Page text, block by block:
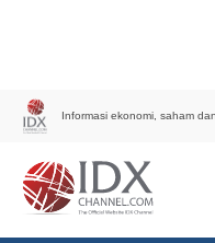
Informasi ekonomi, saham